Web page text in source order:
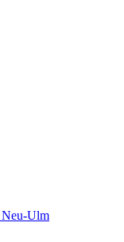
Neu-Ulm